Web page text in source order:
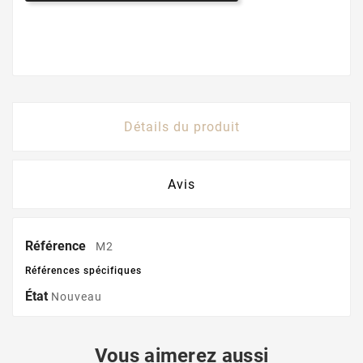
Détails du produit
Avis
Référence M2
Références spécifiques
État Nouveau
Vous aimerez aussi